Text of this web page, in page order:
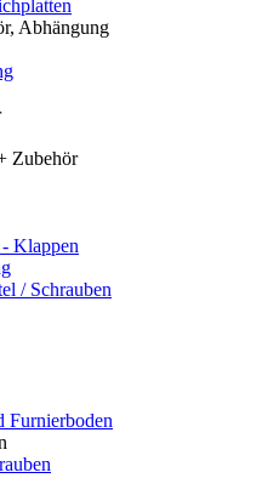
Abhängung
Zubehör
Klappen
/ Schrauben
Furnierboden